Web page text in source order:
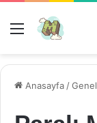
Menü
Anasayfa /Genel